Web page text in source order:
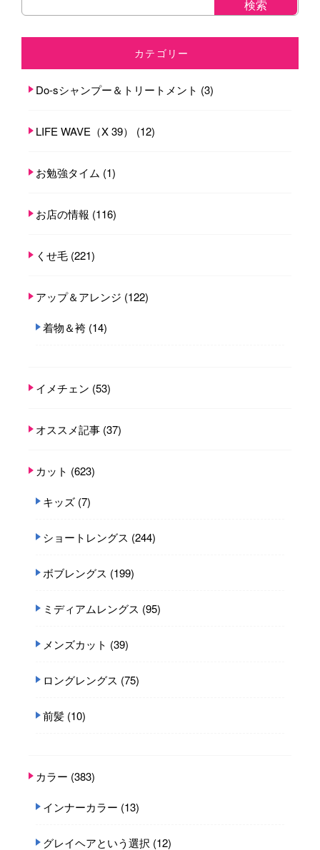
カテゴリー
Do-sシャンプー＆トリートメント (3)
LIFE WAVE（X 39） (12)
お勉強タイム (1)
お店の情報 (116)
くせ毛 (221)
アップ＆アレンジ (122)
着物＆袴 (14)
イメチェン (53)
オススメ記事 (37)
カット (623)
キッズ (7)
ショートレングス (244)
ボブレングス (199)
ミディアムレングス (95)
メンズカット (39)
ロングレングス (75)
前髪 (10)
カラー (383)
インナーカラー (13)
グレイヘアという選択 (12)